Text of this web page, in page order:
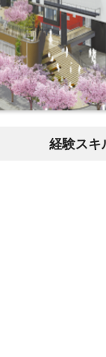
経験スキ